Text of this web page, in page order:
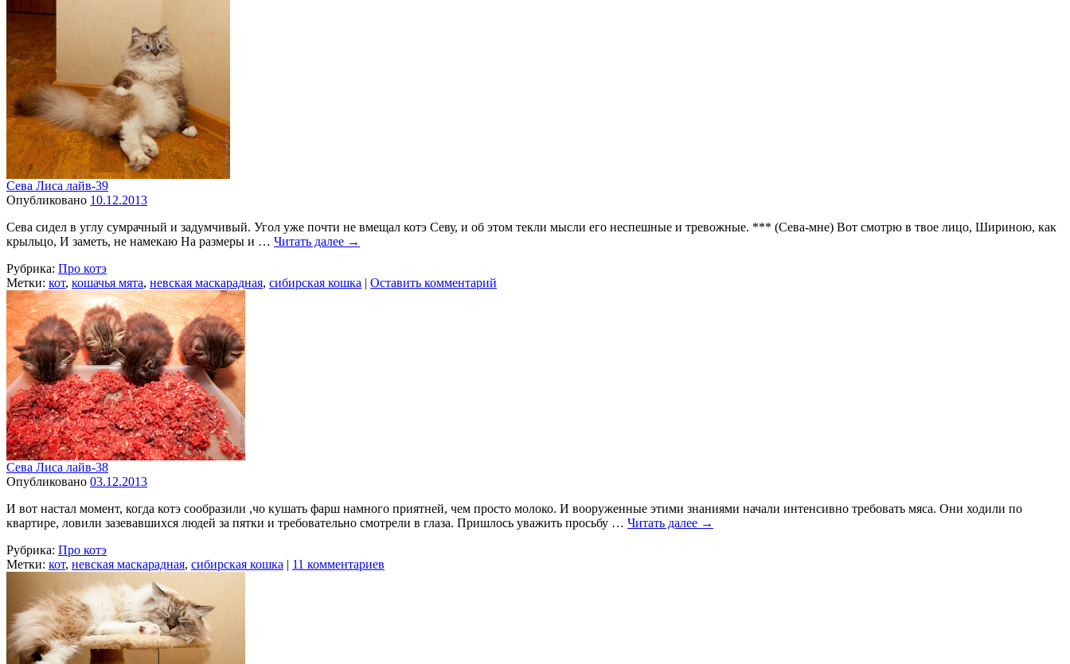
Сева Лиса лайв-39
Опубликовано 10.12.2013
Сева сидел в углу сумрачный и задумчивый. Угол уже почти не вмещал котэ Севу, и об этом текли мысли его неспешные и тревожные. *** (Сева-мне) Вот смотрю в твое лицо, Шириною, как
крыльцо, И заметь, не намекаю На размеры и … Читать далее →
Рубрика: Про котэ
Метки: кот, кошачья мята, невская маскарадная, сибирская кошка | Оставить комментарий
Сева Лиса лайв-38
Опубликовано 03.12.2013
И вот настал момент, когда котэ сообразили ,чо кушать фарш намного приятней, чем просто молоко. И вооруженные этими знаниями начали интенсивно требовать мяса. Они ходили по
квартире, ловили зазевавшихся людей за пятки и требовательно смотрели в глаза. Пришлось уважить просьбу … Читать далее →
Рубрика: Про котэ
Метки: кот, невская маскарадная, сибирская кошка | 11 комментариев